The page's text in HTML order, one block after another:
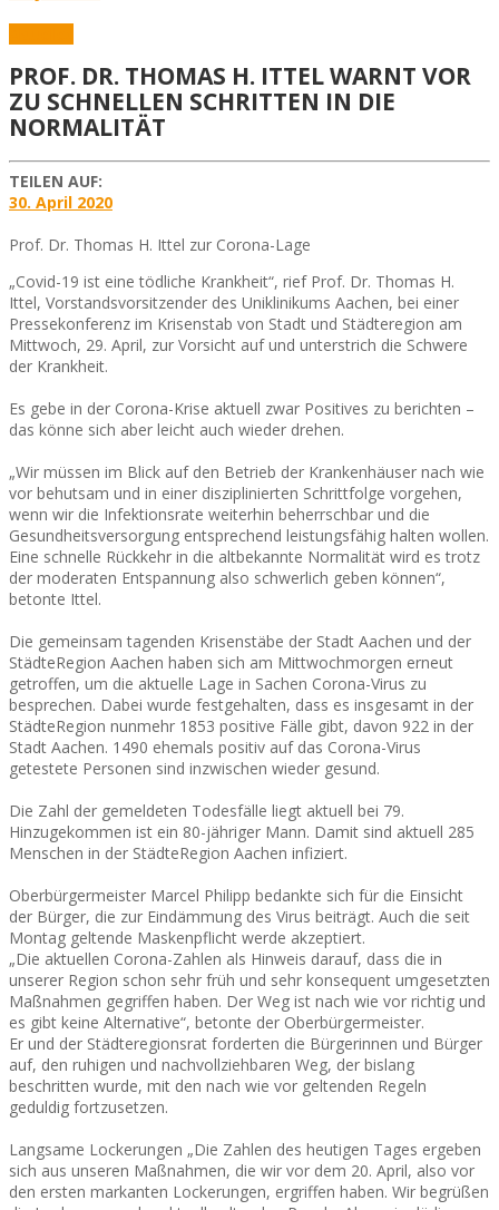
PROF. DR. THOMAS H. ITTEL WARNT VOR
ZU SCHNELLEN SCHRITTEN IN DIE
NORMALITÄT
TEILEN AUF:
30. April 2020
Prof. Dr. Thomas H. Ittel zur Corona-Lage
„Covid-19 ist eine tödliche Krankheit“, rief Prof. Dr. Thomas H.
Ittel, Vorstandsvorsitzender des Uniklinikums Aachen, bei einer
Pressekonferenz im Krisenstab von Stadt und Städteregion am
Mittwoch, 29. April, zur Vorsicht auf und unterstrich die Schwere
der Krankheit.
Es gebe in der Corona-Krise aktuell zwar Positives zu berichten –
das könne sich aber leicht auch wieder drehen.
„Wir müssen im Blick auf den Betrieb der Krankenhäuser nach wie
vor behutsam und in einer disziplinierten Schrittfolge vorgehen,
wenn wir die Infektionsrate weiterhin beherrschbar und die
Gesundheitsversorgung entsprechend leistungsfähig halten wollen.
Eine schnelle Rückkehr in die altbekannte Normalität wird es trotz
der moderaten Entspannung also schwerlich geben können“,
betonte Ittel.
Die gemeinsam tagenden Krisenstäbe der Stadt Aachen und der
StädteRegion Aachen haben sich am Mittwochmorgen erneut
getroffen, um die aktuelle Lage in Sachen Corona-Virus zu
besprechen. Dabei wurde festgehalten, dass es insgesamt in der
StädteRegion nunmehr 1853 positive Fälle gibt, davon 922 in der
Stadt Aachen. 1490 ehemals positiv auf das Corona-Virus
getestete Personen sind inzwischen wieder gesund.
Die Zahl der gemeldeten Todesfälle liegt aktuell bei 79.
Hinzugekommen ist ein 80-jähriger Mann. Damit sind aktuell 285
Menschen in der StädteRegion Aachen infiziert.
Oberbürgermeister Marcel Philipp bedankte sich für die Einsicht
der Bürger, die zur Eindämmung des Virus beiträgt. Auch die seit
Montag geltende Maskenpflicht werde akzeptiert.
„Die aktuellen Corona-Zahlen als Hinweis darauf, dass die in
unserer Region schon sehr früh und sehr konsequent umgesetzten
Maßnahmen gegriffen haben. Der Weg ist nach wie vor richtig und
es gibt keine Alternative“, betonte der Oberbürgermeister.
Er und der Städteregionsrat forderten die Bürgerinnen und Bürger
auf, den ruhigen und nachvollziehbaren Weg, der bislang
beschritten wurde, mit den nach wie vor geltenden Regeln
geduldig fortzusetzen.
Langsame Lockerungen „Die Zahlen des heutigen Tages ergeben
sich aus unseren Maßnahmen, die wir vor dem 20. April, also vor
den ersten markanten Lockerungen, ergriffen haben. Wir begrüßen